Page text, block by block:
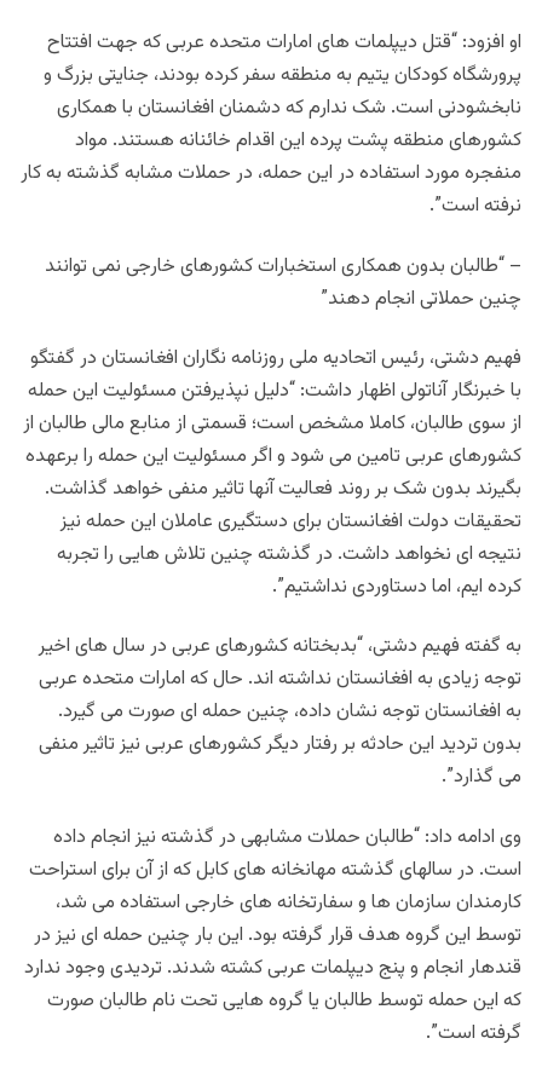
او افزود: “قتل دیپلمات های امارات متحده عربی که جهت افتتاح
پرورشگاه کودکان یتیم به منطقه سفر کرده بودند، جنایتی بزرگ و
نابخشودنی است. شک ندارم که دشمنان افغانستان با همکاری
کشورهای منطقه پشت پرده این اقدام خائنانه هستند. مواد
منفجره مورد استفاده در این حمله، در حملات مشابه گذشته به کار
نرفته است”.
– “طالبان بدون همکاری استخبارات کشورهای خارجی نمی توانند
چنین حملاتی انجام دهند”
فهیم دشتی، رئیس اتحادیه ملی روزنامه نگاران افغانستان در گفتگو
با خبرنگار آناتولی اظهار داشت: “دلیل نپذیرفتن مسئولیت این حمله
از سوی طالبان، کاملا مشخص است؛ قسمتی از منابع مالی طالبان از
کشورهای عربی تامین می شود و اگر مسئولیت این حمله را برعهده
بگیرند بدون شک بر روند فعالیت آنها تاثیر منفی خواهد گذاشت.
تحقیقات دولت افغانستان برای دستگیری عاملان این حمله نیز
نتیجه ای نخواهد داشت. در گذشته چنین تلاش هایی را تجربه
کرده ایم، اما دستاوردی نداشتیم”.
به گفته فهیم دشتی، “بدبختانه کشورهای عربی در سال های اخیر
توجه زیادی به افغانستان نداشته اند. حال که امارات متحده عربی
به افغانستان توجه نشان داده، چنین حمله ای صورت می گیرد.
بدون تردید این حادثه بر رفتار دیگر کشورهای عربی نیز تاثیر منفی
می گذارد”.
وی ادامه داد: “طالبان حملات مشابهی در گذشته نیز انجام داده
است. در سالهای گذشته مهانخانه های کابل که از آن برای استراحت
کارمندان سازمان ها و سفارتخانه های خارجی استفاده می شد،
توسط این گروه هدف قرار گرفته بود. این بار چنین حمله ای نیز در
قندهار انجام و پنج دیپلمات عربی کشته شدند. تردیدی وجود ندارد
که این حمله توسط طالبان یا گروه هایی تحت نام طالبان صورت
گرفته است”.